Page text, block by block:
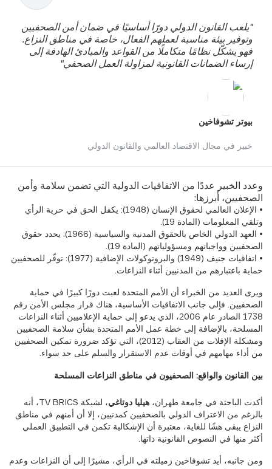
"يلعب القانون الدولي دورًا أساسيًا في ضمان أمن الصحفيين
وتوفير بيئة مناسبة لعملهم الفعال، خاصة في مناطق النزاع.
فهو يشكّل نظامًا متكاملًا من القواعد والمبادئ الهادفة إلى
إرساء الضمانات القانونية لمزاولة العمل الصحفي"
بيوتر تشوفاخين
خبير في مجال الاقتصاد العالمي والقانون الدولي
وعدد الخبير عددًا من الاتفاقيات الدولية التي تضمن سلامة وأمن
الصحفيين، أبرزها:
• الإعلان العالمي لحقوق الإنسان (1948): يكفل الحق في حرية الرأي
وتلقي المعلومات (المادة 19).
• العهد الدولي الخاص بالحقوق المدنية والسياسية (1966): يحدد حقوق
الصحفيين وواجباتهم ومسؤولياتهم (المادة 19).
• اتفاقيات جنيف (1949) والبروتوكولات الإضافية (1977): توفّر للصحفيين
حماية باعتبارهم من المدنيين أثناء النزاعات.
ويرى العديد من الخبراء أن الأمم المتحدة لعبت دورًا كبيرًا في حماية
الصحفيين. فإلى جانب الاتفاقيات الأساسية، هناك قرار مجلس الأمن رقم
1738 الصادر عام 2006، الذي يدعو إلى حماية الإعلاميين أثناء النزاعات
المسلحة، بالإضافة إلى خطة عمل الأمم المتحدة بشأن سلامة الصحفيين
ومشكلة الإفلات من العقاب (2012)، التي تؤكد ضرورة تمكين الصحفيين
من أداء مهامهم في أوقات عدم الاستقرار والسلم على حد سواء.
بين القانون والواقع: الصحفيون في مناطق النزاعات المسلحة
أكدت الباحثة في جامعة طهران، هيليا دوتاغي
، لشبكة TV BRICS، أنه
بالرغم من الاعتراف الدولي بالصحفيين كمدنيين، إلا أن أمنهم في مناطق
النزاع يبقى هشًا للغاية، معتبرة أن الإشكالية تكمن في التطبيق العملي
أكثر منها في النصوص القانونية ذاتها.
ومن جانبه، أيد تشوفاخين زميلته في الرأي، مشيرًا إلى أن النزاعات وعدم